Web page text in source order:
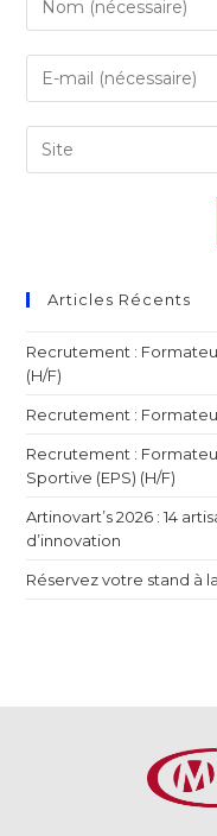
Articles Récents
Recrutement :
(H/F)
Recrutement :
Recrutement :
Sportive (EPS) (H/F)
Artinovart’s 2026 : 14
d’innovation
Réservez votre stand à